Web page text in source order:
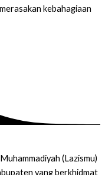
kebahagiaan
(Lazismu)
yang berkhidmat